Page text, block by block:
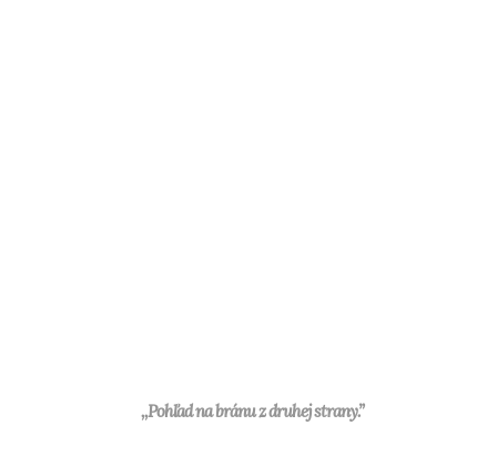
,,Pohľad na bránu z druhej strany.”